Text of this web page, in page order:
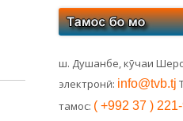
боковая
ш. Душанбе, кӯчаи
электронӣ: info@tvb.tj
тамос: ( +992 37 )